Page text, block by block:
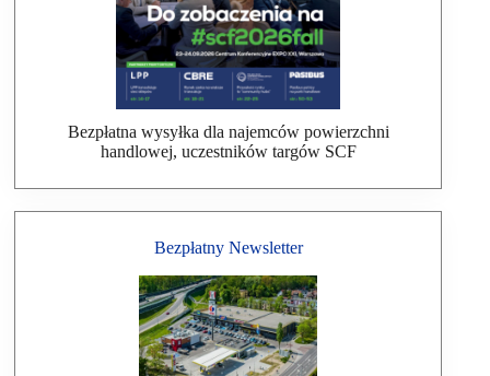
Bezpłatna wysyłka dla najemców powierzchni
handlowej, uczestników targów SCF
Bezpłatny Newsletter